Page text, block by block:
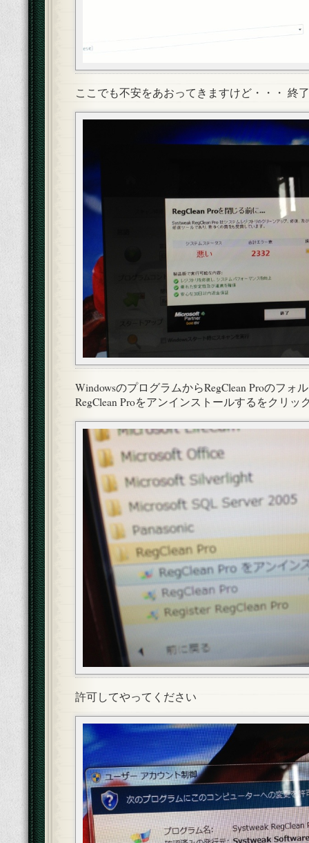
ここでも不安をあおってきますけど・・・ 終
WindowsのプログラムからRegClean Proのフォ
RegClean Proをアンインストールするをクリッ
許可してやってください